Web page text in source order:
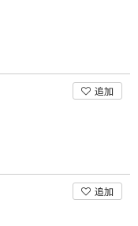
追加
追加